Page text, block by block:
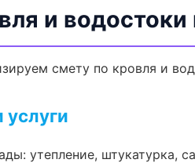
и водостоки
смету по кровля и
утепление, штукатурка,